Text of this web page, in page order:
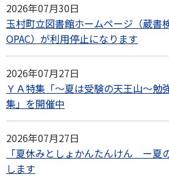
2026年07月30日
玉村町立図書館ホームページ（蔵書
OPAC）が利用停止になります
2026年07月27日
ＹＡ特集「〜夏は受験の天王山〜勉
集」を開催中
2026年07月27日
「夏休みとしょかんたんけん ー夏
します